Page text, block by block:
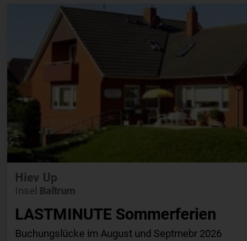
Hiev Up
Insel Baltrum
LASTMINUTE Sommerferien
Buchungslücke im August und Septmebr 2026